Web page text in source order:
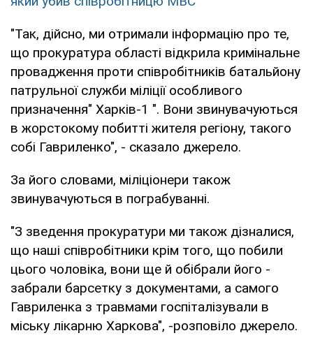
"Так, дійсно, ми отримали інформацію про те,
що прокуратура області відкрила кримінальне
провадження проти співробітників батальйону
патрульної служби міліції особливого
призначення" Харків-1 ". Вони звинувачуються
в жорстокому побитті жителя регіону, такого
собі Гавриленко", - сказало джерело.
За його словами, міліціонери також
звинувачуються в пограбуванні.
"З зведення прокуратури ми також дізналися,
що наші співробітники крім того, що побили
цього чоловіка, вони ще й обібрали його -
забрали барсетку з документами, а самого
Гавриленка з травмами госпіталізували в
міську лікарню Харкова", -розповіло джерело.